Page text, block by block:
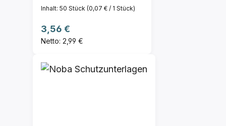
Inhalt: 50 Stück (0,07 € / 1 Stück)
Regulärer Preis:
3,56 €
Netto: 2,99 €